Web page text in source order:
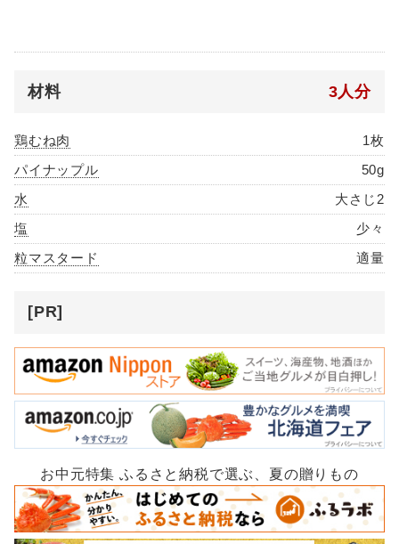
材料 3人分
鶏むね肉
1枚
パイナップル
50g
水
大さじ2
塩
少々
粒マスタード
適量
[PR]
お中元特集 ふるさと納税で選ぶ、夏の贈りもの